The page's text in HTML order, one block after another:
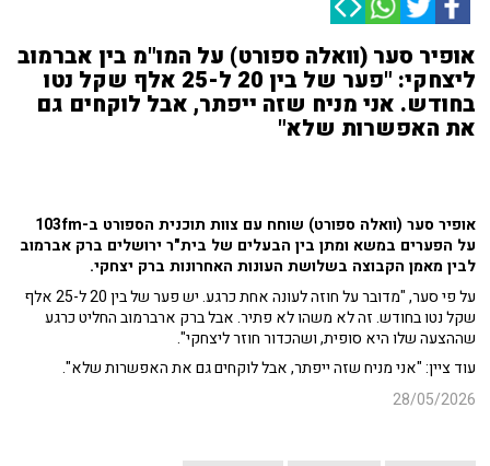
אופיר סער (וואלה ספורט) על המו"מ בין אברמוב
ליצחקי: "פער של בין 20 ל-25 אלף שקל נטו
בחודש. אני מניח שזה ייפתר, אבל לוקחים גם
את האפשרות שלא"
אופיר סער (וואלה ספורט) שוחח עם צוות תוכנית הספורט ב-103fm
על הפערים במשא ומתן בין הבעלים של בית"ר ירושלים ברק אברמוב
לבין מאמן הקבוצה בשלושת העונות האחרונות ברק יצחקי.
על פי סער, "מדובר על חוזה לעונה אחת כרגע. יש פער של בין 20 ל-25 אלף
שקל נטו בחודש. זה לא משהו לא פתיר. אבל ברק ארברמוב החליט כרגע
שההצעה שלו היא סופית, ושהכדור חוזר ליצחקי".
עוד ציין: "אני מניח שזה ייפתר, אבל לוקחים גם את האפשרות שלא".
28/05/2026